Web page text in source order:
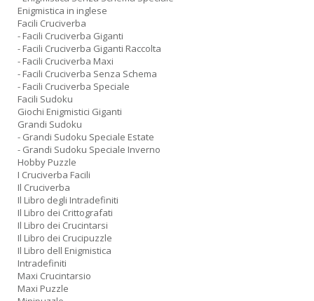
Enigmistica in inglese
Facili Cruciverba
- Facili Cruciverba Giganti
- Facili Cruciverba Giganti Raccolta
- Facili Cruciverba Maxi
- Facili Cruciverba Senza Schema
- Facili Cruciverba Speciale
Facili Sudoku
Giochi Enigmistici Giganti
Grandi Sudoku
- Grandi Sudoku Speciale Estate
- Grandi Sudoku Speciale Inverno
Hobby Puzzle
I Cruciverba Facili
Il Cruciverba
Il Libro degli Intradefiniti
Il Libro dei Crittografati
Il Libro dei Crucintarsi
Il Libro dei Crucipuzzle
Il Libro dell Enigmistica
Intradefiniti
Maxi Crucintarsio
Maxi Puzzle